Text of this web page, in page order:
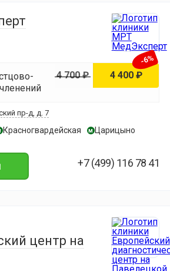
4 400 ₽
4 700 ₽
-6%
пр-д, д. 7
Красногвардейская м Царицыно
+7 (499) 116 78 41
центр на